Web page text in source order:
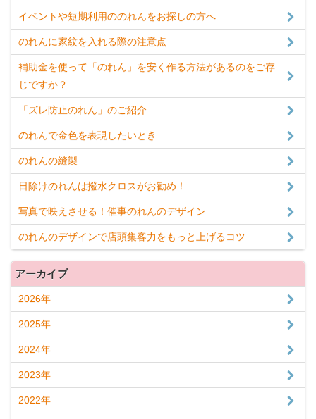
イベントや短期利用ののれんをお探しの方へ
のれんに家紋を入れる際の注意点
補助金を使って「のれん」を安く作る方法があるのをご存
じですか？
「ズレ防止のれん」のご紹介
のれんで金色を表現したいとき
のれんの縫製
日除けのれんは撥水クロスがお勧め！
写真で映えさせる！催事のれんのデザイン
のれんのデザインで店頭集客力をもっと上げるコツ
アーカイブ
2026年
2025年
2024年
2023年
2022年